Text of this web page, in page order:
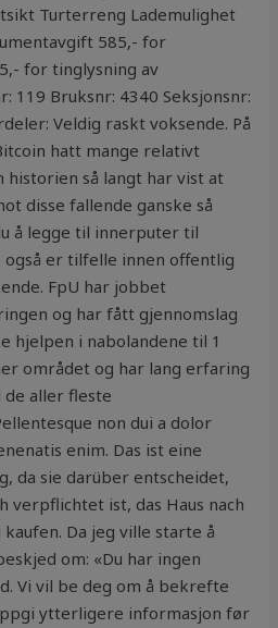
Turterreng Lademulighet
585,- for
for tinglysning av
119 Bruksnr: 4340 Seksjonsnr:
Veldig raskt voksende. På
hatt mange relativt
så langt har vist at
disse fallende ganske så
å legge til innerputer til
er tilfelle innen offentlig
FpU har jobbet
og har fått gjennomslag
hjelpen i nabolandene til 1
området og har lang erfaring
de aller fleste
non dui a dolor
enim. Das ist eine
da sie darüber entscheidet,
verpflichtet ist, das Haus nach
Da jeg ville starte å
om: «Du har ingen
Vi vil be deg om å bekrefte
ytterligere informasjon før